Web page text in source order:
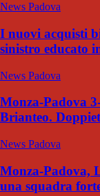
News Padova
I nuovi acquisti
sinistro educato
News Padova
Monza-Padova
Brianteo.
News Padova
Monza-Padova,
una squadra